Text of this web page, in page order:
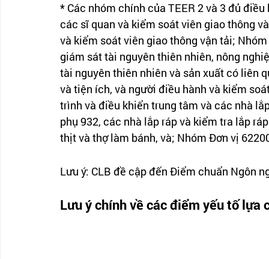
* Các nhóm chính của TEER 2 và 3 đủ
các sĩ quan và kiểm soát viên giao thông
và kiểm soát viên giao thông vận tải;
giám sát tài nguyên thiên nhiên, nông
tài nguyên thiên nhiên và sản xuất có liên
và tiện ích, và người điều hành và kiểm
trình và điều khiển trung tâm và các nhà
phụ 932, các nhà lắp ráp và kiểm tra lắp
thịt và thợ làm bánh, và; Nhóm Đơn vị
Lưu ý: CLB đề cập đến Điểm chuẩn Ngôn
Lưu ý chính về các điểm yếu tố lựa